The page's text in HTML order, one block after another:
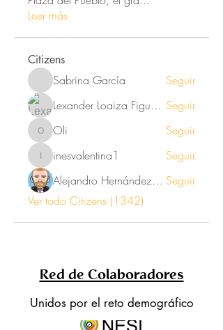
Leer más
Citizens
Sabrina García
Seguir
Lexander Loaiza Figueroa Seguir
Oli Oli Seguir
inesvalentina1
inesvalentina1
Seguir
Alejandro Hernández Renner Seguir
Ver todo Citizens (1342)
Red de Colaboradores
Unidos por el reto demográfico